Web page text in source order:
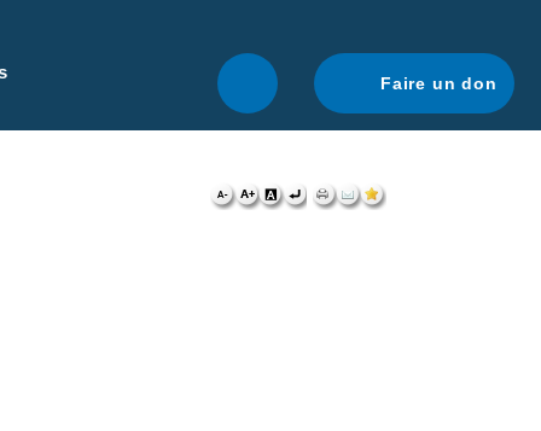
navigation optimale.
Faire un don